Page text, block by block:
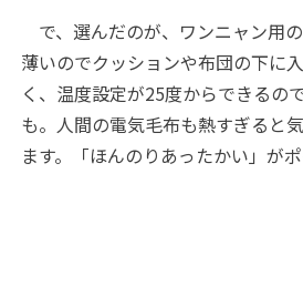
で、選んだのが、ワンニャン用の
薄いのでクッションや布団の下に
く、温度設定が25度からできるの
も。人間の電気毛布も熱すぎると
ます。「ほんのりあったかい」がポ